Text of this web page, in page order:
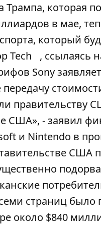
которая
в мае,
который
Tech , ссылаясь
Sony
правительству
США», - заявил
и Nintendo в
страниц было
около $840